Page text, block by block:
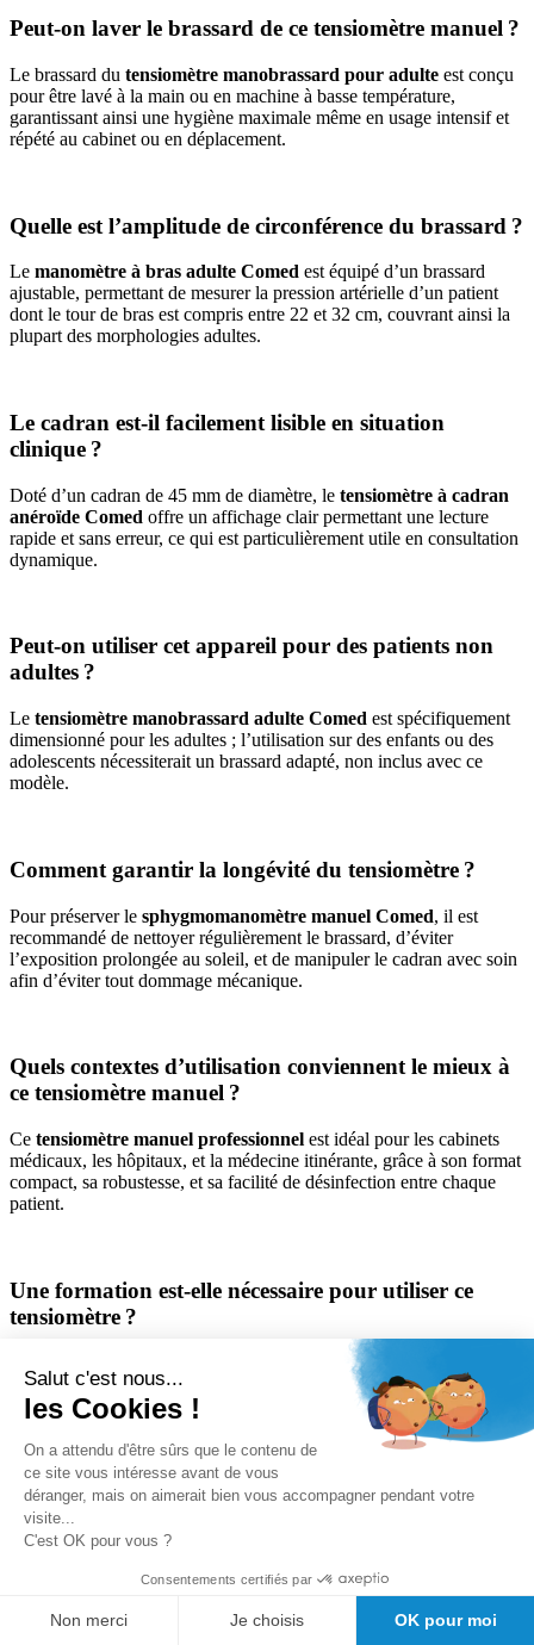
Peut-on laver le brassard de ce tensiomètre manuel ?
Le brassard du tensiomètre manobrassard pour adulte est conçu
pour être lavé à la main ou en machine à basse température,
garantissant ainsi une hygiène maximale même en usage intensif et
répété au cabinet ou en déplacement.
Quelle est l’amplitude de circonférence du brassard ?
Le manomètre à bras adulte Comed est équipé d’un brassard
ajustable, permettant de mesurer la pression artérielle d’un patient
dont le tour de bras est compris entre 22 et 32 cm, couvrant ainsi la
plupart des morphologies adultes.
Le cadran est-il facilement lisible en situation
clinique ?
Doté d’un cadran de 45 mm de diamètre, le tensiomètre à cadran
anéroïde Comed offre un affichage clair permettant une lecture
rapide et sans erreur, ce qui est particulièrement utile en consultation
dynamique.
Peut-on utiliser cet appareil pour des patients non
adultes ?
Le tensiomètre manobrassard adulte Comed est spécifiquement
dimensionné pour les adultes ; l’utilisation sur des enfants ou des
adolescents nécessiterait un brassard adapté, non inclus avec ce
modèle.
Comment garantir la longévité du tensiomètre ?
Pour préserver le sphygmomanomètre manuel Comed, il est
recommandé de nettoyer régulièrement le brassard, d’éviter
l’exposition prolongée au soleil, et de manipuler le cadran avec soin
afin d’éviter tout dommage mécanique.
Quels contextes d’utilisation conviennent le mieux à
ce tensiomètre manuel ?
Ce tensiomètre manuel professionnel est idéal pour les cabinets
médicaux, les hôpitaux, et la médecine itinérante, grâce à son format
compact, sa robustesse, et sa facilité de désinfection entre chaque
patient.
Une formation est-elle nécessaire pour utiliser ce
tensiomètre ?
tensiomètre manobrassard
Manobrassard adulte Comed
requiert des compétences médicales,
notamment savoir placer le brassard et interpréter les valeurs
mesurées, ce qui en réserve l’usage aux professionnels de la santé.
Résumé du tensiomètre manobrassard
Manobrassard adulte Comed
tensiomètre manobrassard Manobrassard adulte Comedest
un instrument médical polyvalent choisi par Girod Médical pour sa
Salut c'est nous...
les Cookies !
On a attendu d'être sûrs que le contenu de
ce site vous intéresse avant de vous
déranger, mais on aimerait bien vous accompagner pendant votre
visite...
C'est OK pour vous ?
Consentements certifiés par
Non merci Je choisis OK pour moi